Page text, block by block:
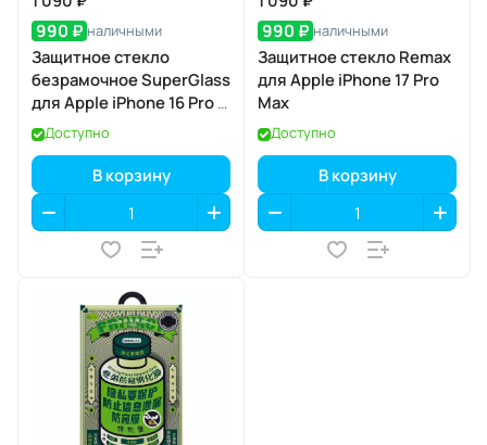
990 ₽ наличными
Защитное стекло
безрамочное SuperGlass
для Apple iPhone 16 Pro /
17 / 17 Pro
Доступно
В корзину
990 ₽ наличными
Защитное стекло Remax
для Apple iPhone 17 Pro
Max
Доступно
В корзину